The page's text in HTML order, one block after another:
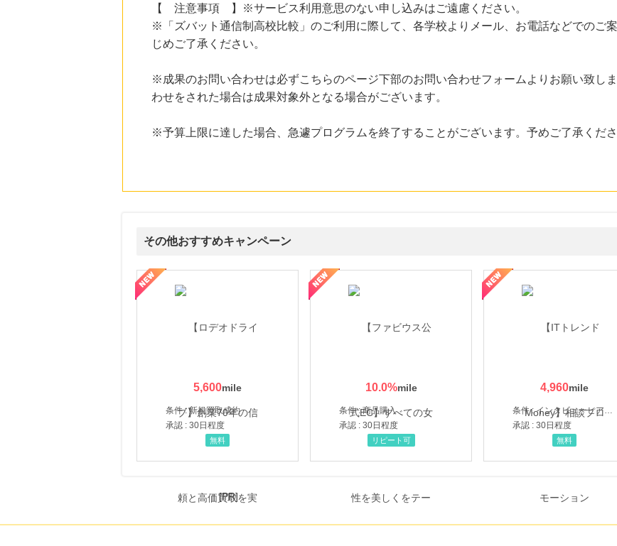
【 注意事項 】※サービス利用意思のない申し込みはご遠慮ください。
※「ズバット通信制高校比較」のご利用に際して、各学校よりメール、お電話などでのご
じめご了承ください。
※成果のお問い合わせは必ずこちらのページ下部のお問い合わせフォームよりお願い致し
わせをされた場合は成果対象外となる場合がございます。
※予算上限に達した場合、急遽プログラムを終了することがございます。予めご了承くださ
その他おすすめキャンペーン
5,600
条件 : 新規買取成約
承認 : 30日程度
無料
10.0%
条件 : 商品購入
承認 : 30日程度
くをテーマにした商品で女性の美を応援しています
リピート可
4,960
条件 : インタビューヒアリング完了
承認 : 30日程度
【ITトレンドMoney】相談プロモーション
無料
ハミングウォーター【販売代理店】
[PR]